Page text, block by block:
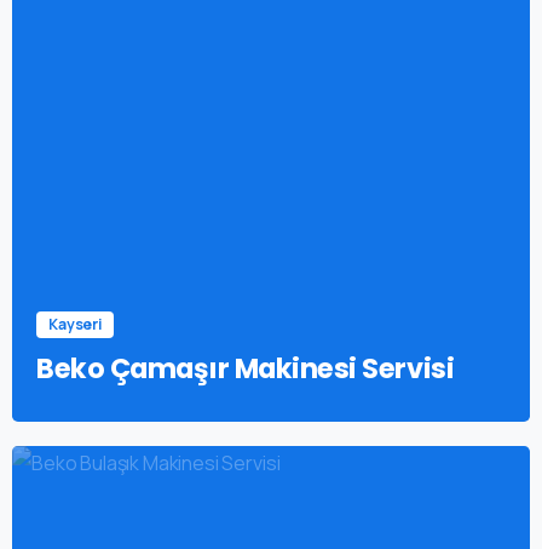
Kayseri
Beko Çamaşır Makinesi Servisi